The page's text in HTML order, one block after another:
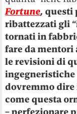
Fortune,questi
ribattezzati gli
tornati in
fare da mentori
le revisioni di
ingegneristiche
dovremmo dire
come questa
– perfezionare